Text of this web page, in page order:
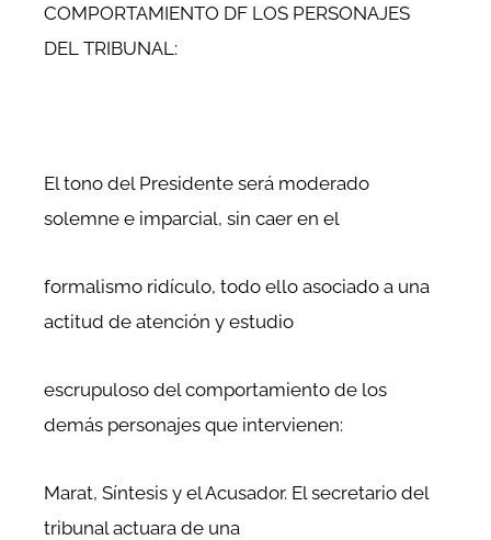
COMPORTAMIENTO DF LOS PERSONAJES
DEL TRIBUNAL:
El tono del Presidente será moderado
solemne e imparcial, sin caer en el
formalismo ridículo, todo ello asociado a una
actitud de atención y estudio
escrupuloso del comportamiento de los
demás personajes que intervienen:
Marat, Síntesis y el Acusador. El secretario del
tribunal actuara de una